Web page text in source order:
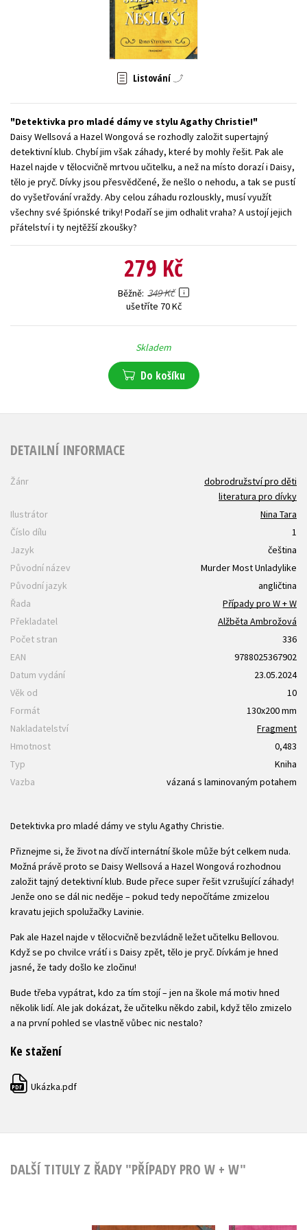
Zahraniční literatura
Všechny tituly
Listování
Detektivka pro mladé dámy ve stylu Agathy Christie!
Daisy Wellsová a Hazel Wongová se rozhodly založit supertajný
detektivní klub. Chybí jim však záhady, které by mohly řešit. Pak ale
Hazel najde v tělocvičně mrtvou učitelku, a než na místo dorazí i Daisy,
tělo je pryč. Dívky jsou přesvědčené, že nešlo o nehodu, a tak se pustí
do vyšetřování vraždy. Aby celou záhadu rozlouskly, musí využít
všechny své špiónské triky! Podaří se jim odhalit vraha? A ustojí jejich
přátelství i ty nejtěžší zkoušky?
279 Kč
Běžně 349 Kč
ušetříte 70 Kč
Skladem
Do košíku
DETAILNÍ INFORMACE
Žánr
dobrodružství pro děti
literatura pro dívky
Ilustrátor
Nina Tara
Číslo dílu
1
Jazyk
čeština
Původní název
Murder Most Unladylike
Původní jazyk
angličtina
Řada
Případy pro W + W
Překladatel
Alžběta Ambrožová
Počet stran
336
EAN
9788025367902
Datum vydání
23.05.2024
Věk od
10
Formát
130x200 mm
Nakladatelství
Fragment
Hmotnost
0,483
Typ
Kniha
Vazba
vázaná s laminovaným potahem
Detektivka pro mladé dámy ve stylu Agathy Christie.
Přiznejme si, že život na dívčí internátní škole může být celkem nuda.
Možná právě proto se Daisy Wellsová a Hazel Wongová rozhodnou
založit tajný detektivní klub. Bude přece super řešit vzrušující záhady!
Jenže ono se dál nic neděje – pokud tedy nepočítáme zmizelou
kravatu jejich spolužačky Lavinie.
Pak ale Hazel najde v tělocvičně bezvládně ležet učitelku Bellovou.
Když se po chvilce vrátí i s Daisy zpět, tělo je pryč. Dívkám je hned
jasné, že tady došlo ke zločinu!
Bude třeba vypátrat, kdo za tím stojí – jen na škole má motiv hned
několik lidí. Ale jak dokázat, že učitelku někdo zabil, když tělo zmizelo
a na první pohled se vlastně vůbec nic nestalo?
Ke stažení
PDF Ukázka.pdf
DALŠÍ TITULY Z ŘADY "PŘÍPADY PRO W + W"